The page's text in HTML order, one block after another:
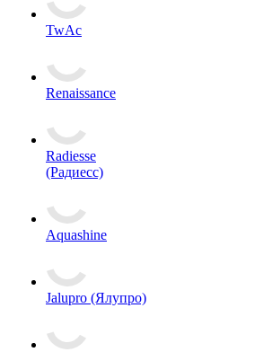
TwAc
Renaissance
Radiesse
(Радиесс)
Aquashine
Jalupro (Ялупро)